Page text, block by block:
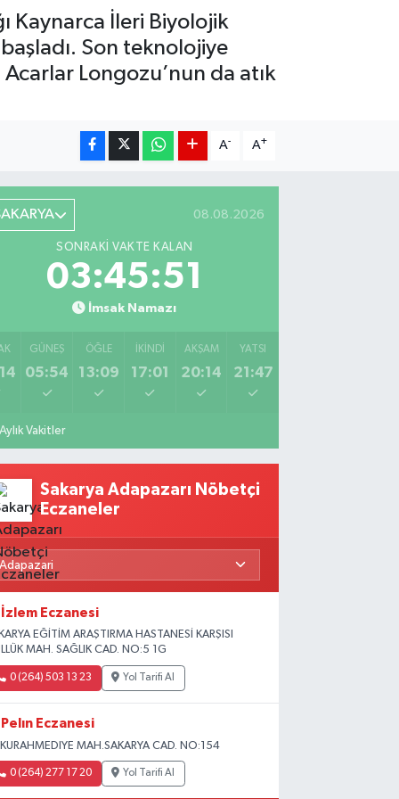
Kaynarca İleri Biyolojik
Son teknolojiye
Longozu’nun da atık
A- A+
08.08.2026
SONRAKI VAKTE KALAN
03:45:50
İmsak Namazı
GÜNEŞ
05:54
ÖĞLE
13:09
İKINDI
17:01
AKŞAM
20:14
YATSI
21:47
Vakitler
Sakarya Adapazarı Nöbetçi
Eczaneler
İzlem Eczanesi
EĞİTİM ARAŞTIRMA HASTANESİ KARŞISI
MAH. SAĞLIK CAD. NO:5 1G
0 (264) 503 13 23 Yol Tarifi Al
Pelın Eczanesi
MAH.SAKARYA CAD. NO:154
0 (264) 277 17 20 Yol Tarifi Al